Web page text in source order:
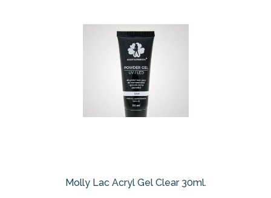
Molly Lac Acryl Gel Clear 30ml.